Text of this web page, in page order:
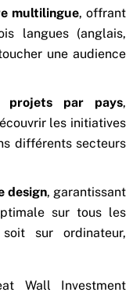
multilingue, offrant
langues (anglais,
une audience
projets par pays,
les initiatives
différents secteurs
design, garantissant
sur tous les
sur ordinateur,
Wall Investment